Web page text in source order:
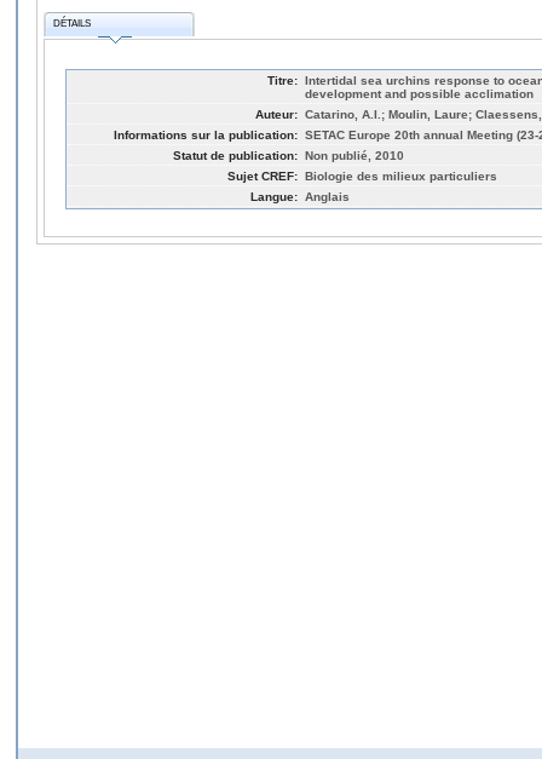
DÉTAILS
Titre: Intertidal sea urchins response to
development and possible acclimation
Auteur: Catarino, A.I.; Moulin, Laure;
Informations sur la publication: SETAC Europe 20th annual Meeting
Statut de publication: Non publié, 2010
Sujet CREF: Biologie des milieux particuliers
Langue: Anglais